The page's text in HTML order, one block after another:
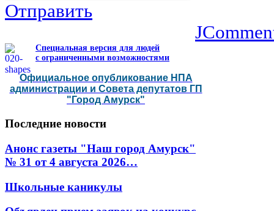
Отправить
Специальная версия для людей
с ограниченными возможностями
Официальное опубликование НПА
администрации и Совета депутатов ГП
"Город Амурск"
Последние новости
Анонс газеты "Наш город Амурск"
№ 31 от 4 августа 2026…
Школьные каникулы